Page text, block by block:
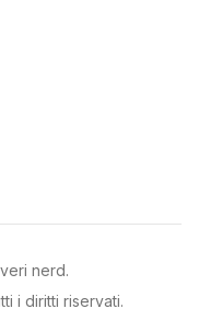
nerd.
i diritti riservati.